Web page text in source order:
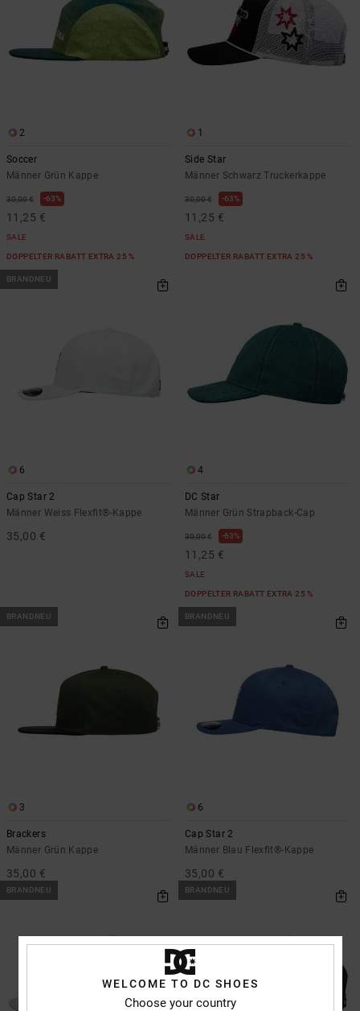
2
Soccer
Männer Grün Kappe
30,00 € 63%
11,25 €
SALE
DOPPELTER RABATT EXTRA 25 %
1
Side Star
Männer Schwarz Truckerkappe
30,00 € 63%
11,25 €
SALE
DOPPELTER RABATT EXTRA 25 %
BRANDNEU
6
Cap Star 2
Männer Weiss Flexfit®-Kappe
35,00 €
4
DC Star
Männer Grün Strapback-Cap
30,00 € 63%
11,25 €
SALE
DOPPELTER RABATT EXTRA 25 %
BRANDNEU
3
Brackers
Männer Grün Kappe
35,00 €
BRANDNEU
6
Cap Star 2
Männer Blau Flexfit®-Kappe
35,00 €
BRANDNEU BRANDNEU
WELCOME TO DC SHOES
Choose your country